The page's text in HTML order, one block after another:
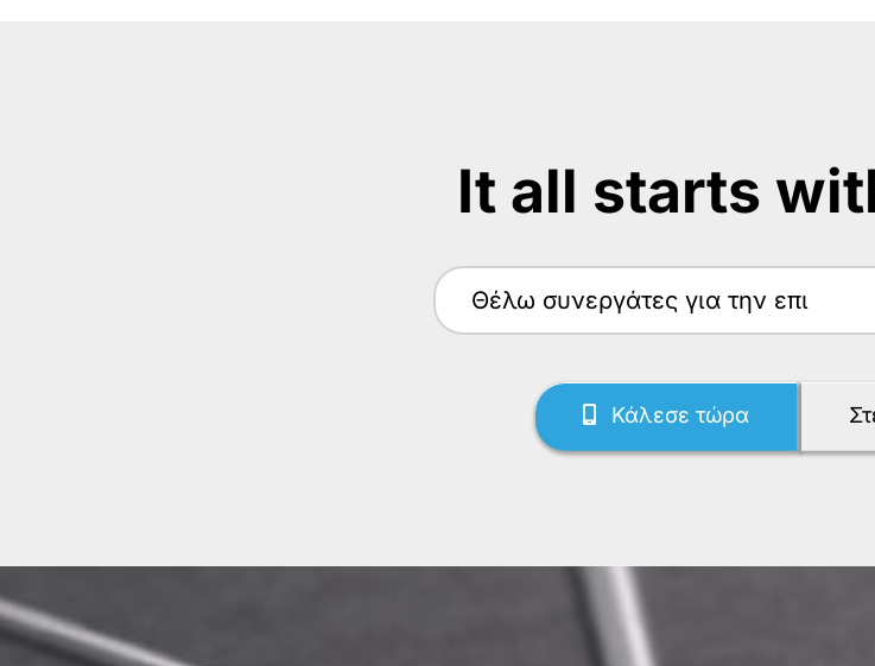
It all starts
Θέλω
Κάλεσε τώρα